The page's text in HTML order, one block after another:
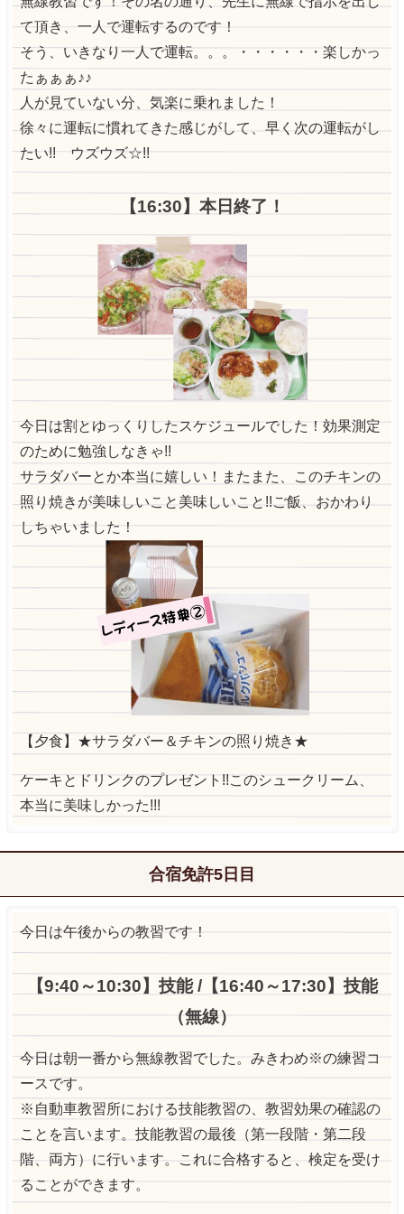
て頂き、一人で運転するのです！
そう、いきなり一人で運転。。。・・・・・・楽しかっ
たぁぁぁ♪♪
人が見ていない分、気楽に乗れました！
徐々に運転に慣れてきた感じがして、早く次の運転がし
たい!! ウズウズ☆!!
【16:30】本日終了！
今日は割とゆっくりしたスケジュールでした！効果測定
のために勉強しなきゃ!!
サラダバーとか本当に嬉しい！またまた、このチキンの
照り焼きが美味しいこと美味しいこと!!ご飯、おかわり
しちゃいました！
【夕食】★サラダバー＆チキンの照り焼き★
ケーキとドリンクのプレゼント!!このシュークリーム、
本当に美味しかった!!!
合宿免許5日目
今日は午後からの教習です！
【9:40～10:30】技能 /【16:40～17:30】技能
（無線）
今日は朝一番から無線教習でした。みきわめ※の練習コ
ースです。
※自動車教習所における技能教習の、教習効果の確認の
ことを言います。技能教習の最後（第一段階・第二段
階、両方）に行います。これに合格すると、検定を受け
ることができます。